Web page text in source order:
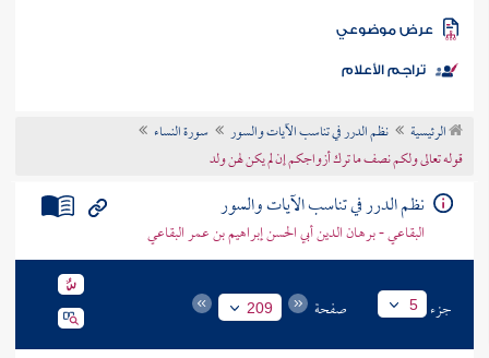
الكتب
موضوعي
تراجم الأعلام
الرئيسية نظم الدرر في تناسب الآيات والسور
سورة النساء
قوله تعالى ولكم نصف ما ترك أزواجكم إن لم يكن لهن ولد
نظم الدرر في تناسب الآيات والسور
البقاعي - برهان الدين أبي الحسن إبراهيم بن عمر البقاعي
جزء 5 صفحة 209